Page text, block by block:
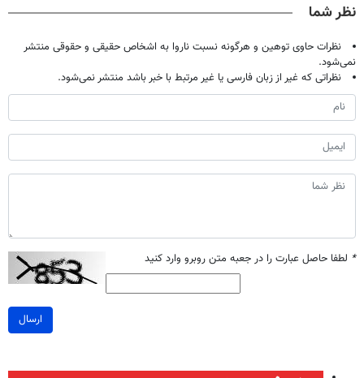
نظر شما
نظرات حاوی توهین و هرگونه نسبت ناروا به اشخاص حقیقی و حقوقی منتشر
نمی‌شود.
نظراتی که غیر از زبان فارسی یا غیر مرتبط با خبر باشد منتشر نمی‌شود.
* لطفا حاصل عبارت را در جعبه متن روبرو وارد کنید
ارسال